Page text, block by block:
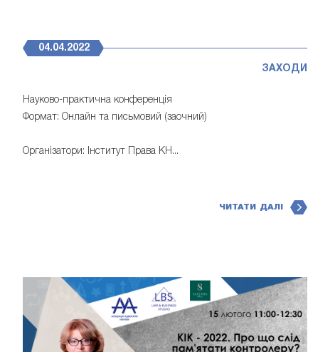
04.04.2022
ЗАХОДИ
Науково-практична конференція
Формат: Онлайн та письмовий (заочний)
Організатори: Інститут Права КН...
ЧИТАТИ ДАЛІ